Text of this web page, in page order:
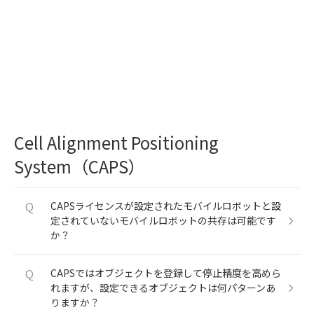
Cell Alignment Positioning
System（CAPS）
Q
CAPSライセンスが設定されたモバイルロボットと設
定されていないモバイルロボットの共存は可能です
か？
Q
CAPSではオブジェクトを登録して停止精度を高めら
れますが、設定できるオブジェクトは何パターンあ
りますか？